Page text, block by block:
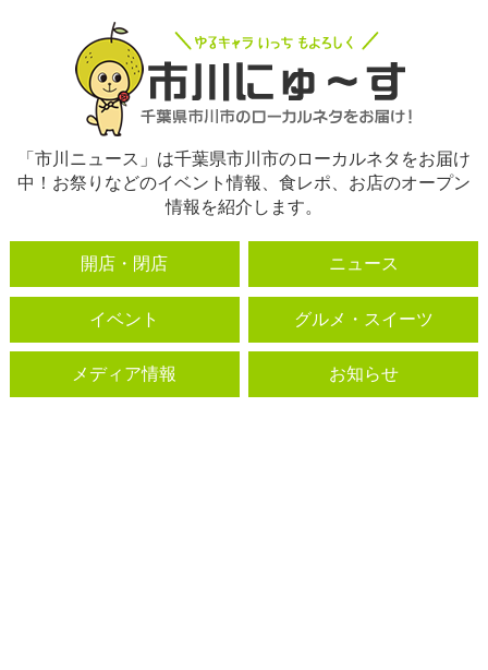
「市川ニュース」は千葉県市川市のローカルネタをお届け
中！お祭りなどのイベント情報、食レポ、お店のオープン
情報を紹介します。
開店・閉店 ニュース
イベント グルメ・スイーツ
メディア情報 お知らせ